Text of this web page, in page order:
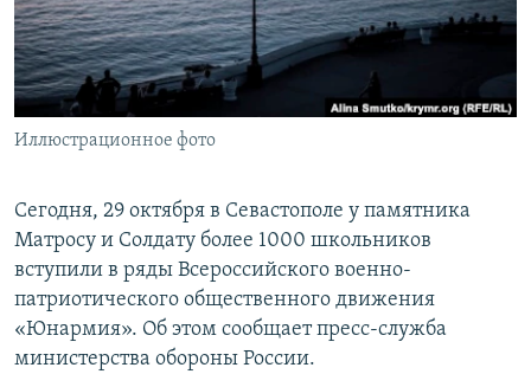
ПОБЕДИТЕЛЕЙ НЕ СУДЯТ?
КРЫМ.НЕПОКОРЕННЫЙ
ELIFBE
УКРАИНСКАЯ ПРОБЛЕМА КРЫМА
ПРИСОЕДИНЯЙТЕСЬ!
Иллюстрационное фото
Сегодня, 29 октября в Севастополе у памятника
Матросу и Солдату более 1000 школьников
вступили в ряды Всероссийского военно-
патриотического общественного движения
«Юнармия». Об этом сообщает пресс-служба
министерства обороны России.